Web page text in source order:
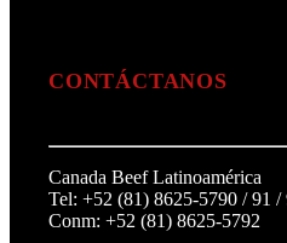
CONTÁCTANOS
Canada Beef Latinoamérica
Tel: +52 (81) 8625-5790 / 91 /
Conm: +52 (81) 8625-5792